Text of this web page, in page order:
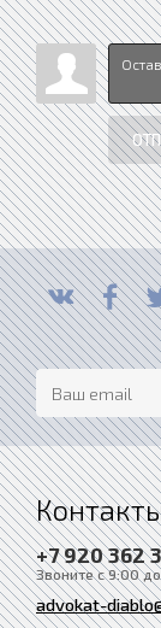
+7 920 362
Звоните с 9:00
advokat-